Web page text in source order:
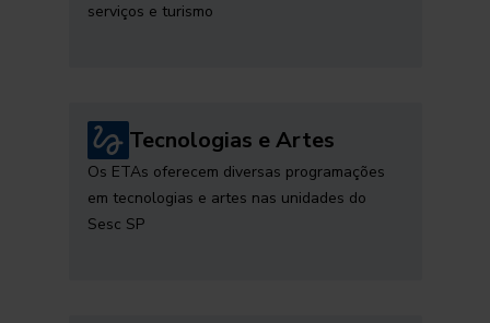
serviços e turismo
Tecnologias e Artes
Os ETAs oferecem diversas programações
em tecnologias e artes nas unidades do
Sesc SP